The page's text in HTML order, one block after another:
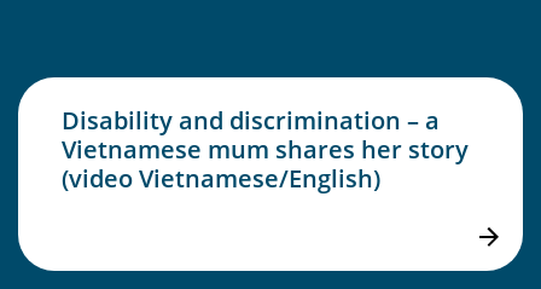
Disability and discrimination – a
Vietnamese mum shares her story
(video Vietnamese/English)